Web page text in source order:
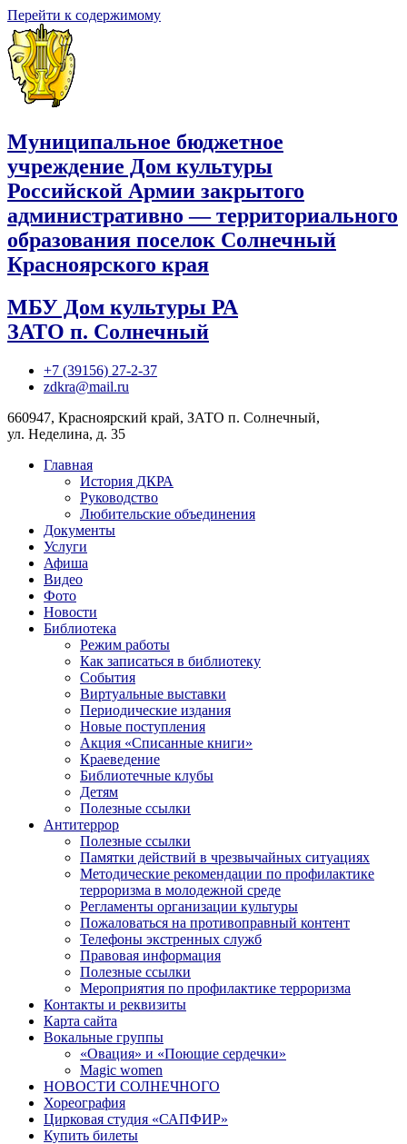
Перейти к содержимому
Муниципальное бюджетное
учреждение Дом культуры
Российской Армии закрытого
административно — территориального
образования поселок Солнечный
Красноярского края
МБУ Дом культуры РА
ЗАТО п. Солнечный
+7 (39156) 27-2-37
zdkra@mail.ru
660947, Красноярский край, ЗАТО п. Солнечный,
ул. Неделина, д. 35
Главная
История ДКРА
Руководство
Любительские объединения
Документы
Услуги
Афиша
Видео
Фото
Новости
Библиотека
Режим работы
Как записаться в библиотеку
События
Виртуальные выставки
Периодические издания
Новые поступления
Акция «Списанные книги»
Краеведение
Библиотечные клубы
Детям
Полезные ссылки
Антитеррор
Полезные ссылки
Памятки действий в чрезвычайных ситуациях
Методические рекомендации по профилактике
терроризма в молодежной среде
Регламенты организации культуры
Пожаловаться на противоправный контент
Телефоны экстренных служб
Правовая информация
Полезные ссылки
Мероприятия по профилактике терроризма
Контакты и реквизиты
Карта сайта
Вокальные группы
«Овация» и «Поющие сердечки»
Magic women
НОВОСТИ СОЛНЕЧНОГО
Хореография
Цирковая студия «САПФИР»
Купить билеты